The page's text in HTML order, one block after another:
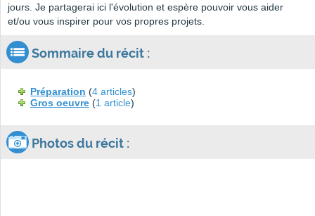
jours. Je partagerai ici l'évolution et espère pouvoir vous aider
et/ou vous inspirer pour vos propres projets.
Sommaire du récit :
Préparation (4 articles)
Gros oeuvre (1 article)
Photos du récit :